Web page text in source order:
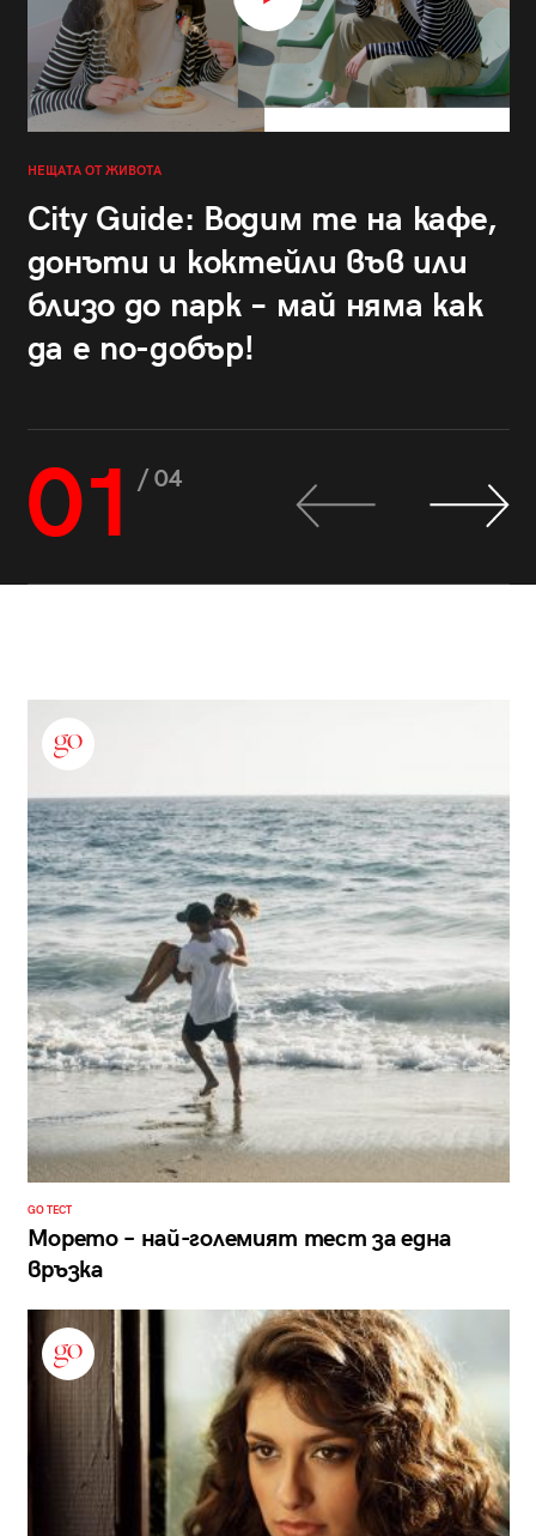
НЕЩАТА ОТ ЖИВОТА
City Guide: Водим те на кафе,
донъти и коктейли във или
близо до парк – май няма как
да е по-добър!
01 / 04
GO ТЕСТ
Морето – най-големият тест за една
връзка